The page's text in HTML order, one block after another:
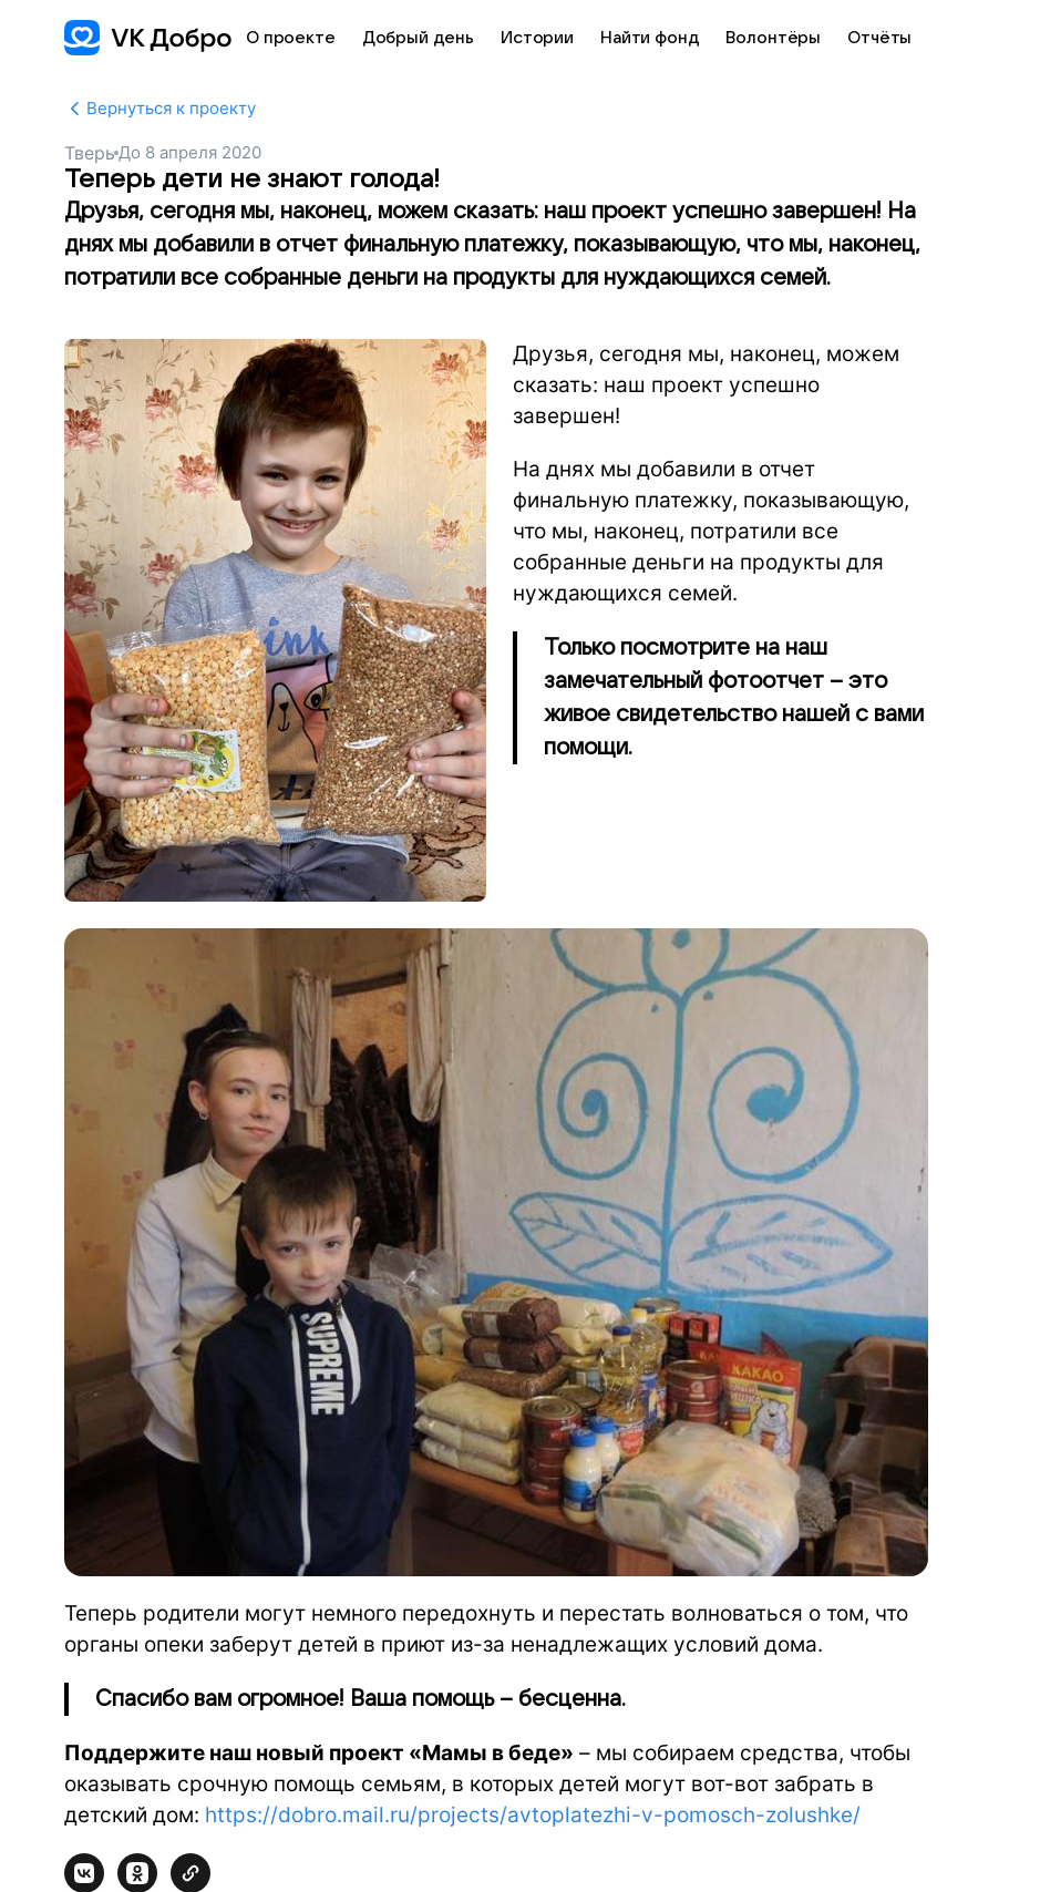
О проекте Добрый день Истории Найти фонд Волонтёры Отчёты
Вернуться к проекту
Тверь До 8 апреля 2020
Теперь дети не знают голода!
Друзья, сегодня мы, наконец, можем сказать: наш проект успешно завершен! На
днях мы добавили в отчет финальную платежку, показывающую, что мы, наконец,
потратили все собранные деньги на продукты для нуждающихся семей.
Друзья, сегодня мы, наконец, можем
сказать: наш проект успешно
завершен!
На днях мы добавили в отчет
финальную платежку, показывающую,
что мы, наконец, потратили все
собранные деньги на продукты для
нуждающихся семей.
Только посмотрите на наш
замечательный фотоотчет – это
живое свидетельство нашей с вами
помощи.
Теперь родители могут немного передохнуть и перестать волноваться о том, что
органы опеки заберут детей в приют из-за ненадлежащих условий дома.
Спасибо вам огромное! Ваша помощь – бесценна.
Поддержите наш новый проект «Мамы в беде» – мы собираем средства, чтобы
оказывать срочную помощь семьям, в которых детей могут вот-вот забрать в
детский дом: https://dobro.mail.ru/projects/avtoplatezhi-v-pomosch-zolushke/